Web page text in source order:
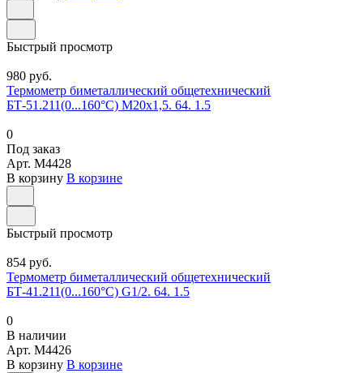
Быстрый просмотр
980 руб.
Термометр биметаллический общетехнический
БТ-51.211(0...160°С) М20х1,5. 64. 1.5
0
Под заказ
Арт. M4428
В корзину В корзине
Быстрый просмотр
854 руб.
Термометр биметаллический общетехнический
БТ-41.211(0...160°С) G1/2. 64. 1.5
0
В наличии
Арт. M4426
В корзину В корзине